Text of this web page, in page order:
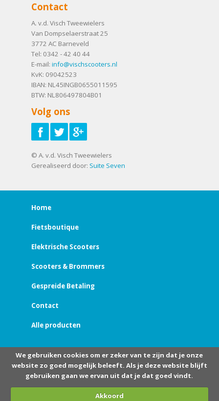
Contact
A. v.d. Visch Tweewielers
Van Dompselaerstraat 25
3772 AC Barneveld
Tel: 0342 - 42 40 44
E-mail: info@vischscooters.nl
KvK: 09042523
IBAN: NL45INGB0655011595
BTW: NL806497804B01
Volg ons
© A. v.d. Visch Tweewielers
Gerealiseerd door: Suite Seven
Home
Fietsboutique
Elektrische Scooters
Scooters & Brommers
Gespreide Betaling
Contact
Alle producten
We gebruiken cookies om er zeker van te zijn dat je onze
website zo goed mogelijk beleeft. Als je deze website blijft
gebruiken gaan we ervan uit dat je dat goed vindt.
Akkoord